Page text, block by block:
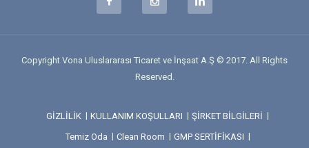
Copyright Vona Uluslararası Ticaret ve İnşaat A.Ş © 2017. All Rights
Reserved.
GİZLİLİK KULLANIM KOŞULLARI
ŞİRKET BİLGİLERİ
Temiz Oda
Clean Room GMP SERTİFİKASI